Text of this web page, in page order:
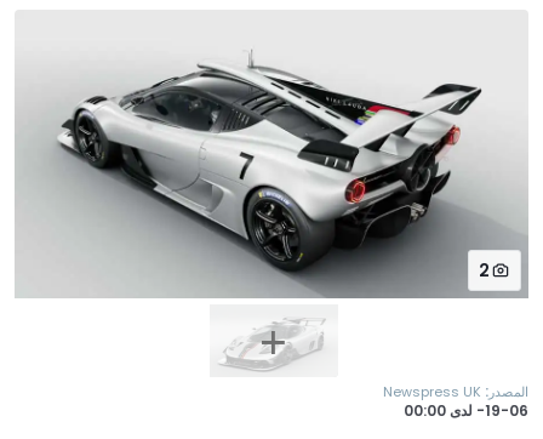
2
المصدر:
Newspress UK
19-06- لدى